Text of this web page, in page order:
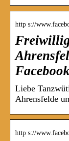
http s://
Liebe
Ahrensfelde
http s://